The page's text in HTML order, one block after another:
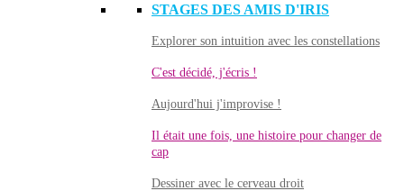
STAGES DES AMIS D'IRIS
Explorer son intuition avec les constellations
C'est décidé, j'écris !
Aujourd'hui j'improvise !
Il était une fois, une histoire pour changer de
cap
Dessiner avec le cerveau droit